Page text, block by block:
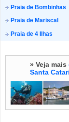
Praia de Bombinhas
Praia de Mariscal
Praia de 4 Ilhas
» Veja mais
Santa